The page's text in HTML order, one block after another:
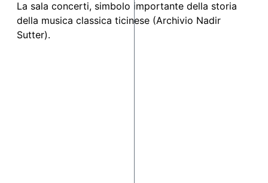
La sala concerti, simbolo importante della storia
della musica classica ticinese (Archivio Nadir
Sutter).